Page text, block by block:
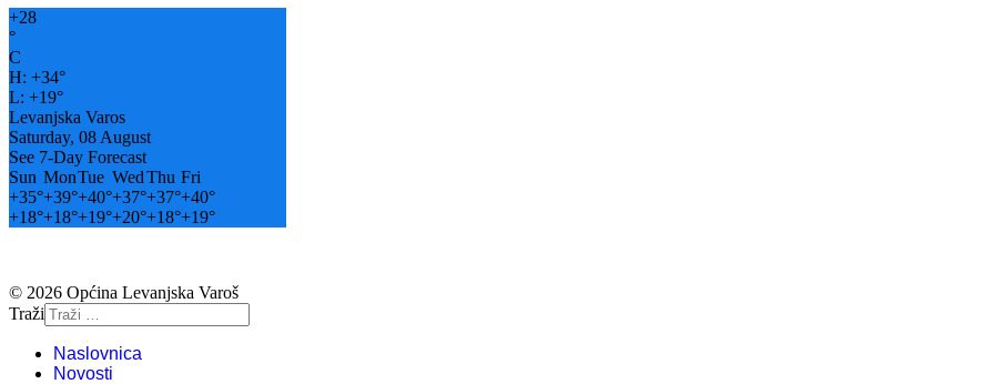
+28
°
C
H: +34°
L: +19°
Levanjska Varos
Saturday, 08 August
See 7-Day Forecast
Sun MonTue WedThu Fri
+35°+39°+40°+37°+37°+40°
+18°+18°+19°+20°+18°+19°
© 2026 Općina Levanjska Varoš
Traži
Naslovnica
Novosti